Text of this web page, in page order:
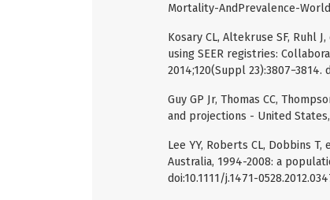
Mortality-AndPrevalence-
Kosary CL, Altekruse SF, Ruhl
using SEER registries:
2014;120(Suppl 23):3807−3814.
Guy GP Jr, Thomas CC,
and projections - United States,
Lee YY, Roberts CL, Dobbins
Australia, 1994-2008: a
doi:10.1111/j.1471-